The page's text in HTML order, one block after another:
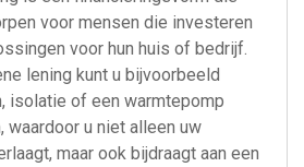
voor mensen die investeren
voor hun huis of bedrijf.
lening kunt u bijvoorbeeld
isolatie of een warmtepomp
waardoor u niet alleen uw
maar ook bijdraagt aan een